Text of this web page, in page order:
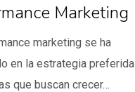
Marketing
marketing se ha
en la estrategia preferida
que buscan crecer…